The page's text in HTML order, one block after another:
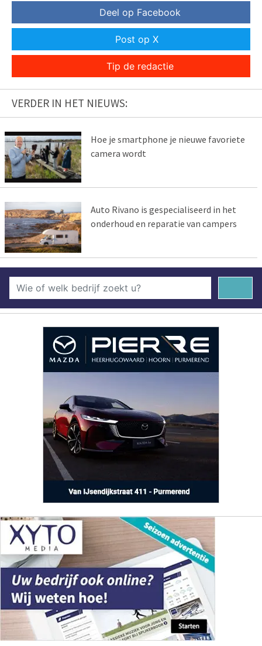
Deel op Facebook
Post op X
Tip de redactie
VERDER IN HET NIEUWS:
Hoe je smartphone je nieuwe favoriete
camera wordt
Auto Rivano is gespecialiseerd in het
onderhoud en reparatie van campers